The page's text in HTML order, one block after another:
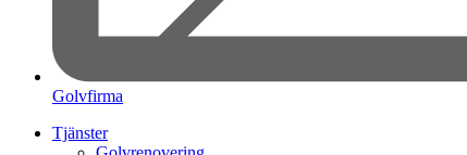
Golvfirma
Tjänster